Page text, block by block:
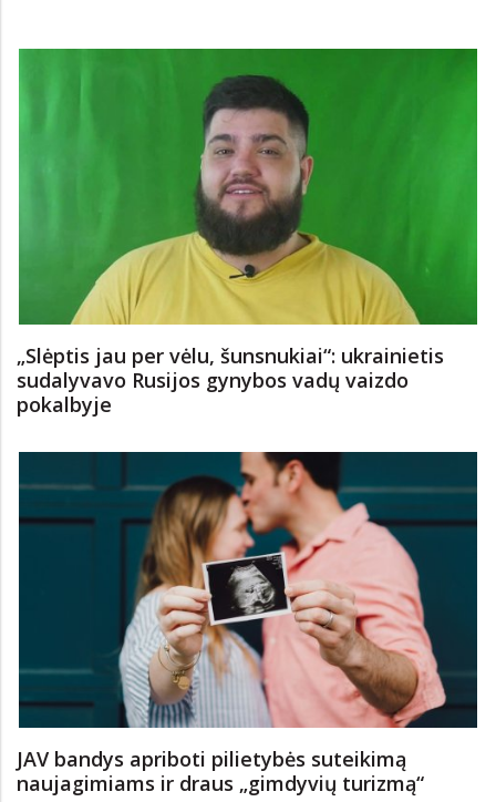
„Slėptis jau per vėlu, šunsnukiai“: ukrainietis
sudalyvavo Rusijos gynybos vadų vaizdo
pokalbyje
JAV bandys apriboti pilietybės suteikimą
naujagimiams ir draus „gimdyvių turizmą“